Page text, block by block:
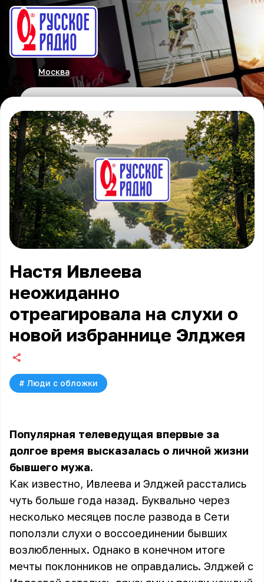
Москва
Настя Ивлеева
неожиданно
отреагировала на слухи о
новой избраннице Элджея
# Люди с обложки
Популярная телеведущая впервые за
долгое время высказалась о личной жизни
бывшего мужа.
Как известно, Ивлеева и Элджей расстались
чуть больше года назад. Буквально через
несколько месяцев после развода в Сети
поползли слухи о воссоединении бывших
возлюбленных. Однако в конечном итоге
мечты поклонников не оправдались. Элджей с